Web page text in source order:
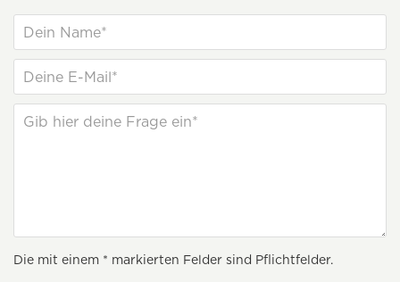
Die mit einem * markierten Felder sind Pflichtfelder.